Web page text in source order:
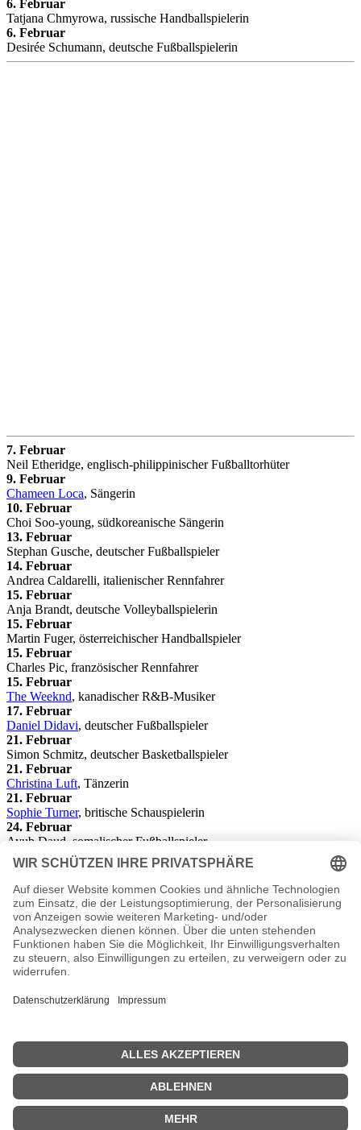
6. Februar
Tatjana Chmyrowa, russische Handballspielerin
6. Februar
Desirée Schumann, deutsche Fußballspielerin
7. Februar
Neil Etheridge, englisch-philippinischer Fußballtorhüter
9. Februar
Chameen Loca, Sängerin
10. Februar
Choi Soo-young, südkoreanische Sängerin
13. Februar
Stephan Gusche, deutscher Fußballspieler
14. Februar
Andrea Caldarelli, italienischer Rennfahrer
15. Februar
Anja Brandt, deutsche Volleyballspielerin
15. Februar
Martin Fuger, österreichischer Handballspieler
15. Februar
Charles Pic, französischer Rennfahrer
15. Februar
The Weeknd, kanadischer R&B-Musiker
17. Februar
Daniel Didavi, deutscher Fußballspieler
21. Februar
Simon Schmitz, deutscher Basketballspieler
21. Februar
Christina Luft, Tänzerin
21. Februar
Sophie Turner, britische Schauspielerin
24. Februar
Ayub Daud, somalischer Fußballspieler
24. Februar
Yao Lei, singapurische Badmintonspielerin
24. Februar
Randy Krummenacher, Schweizer Motorrad-Rennfahrer
28. Februar
Philipp Eng, österreichische Rennfahrer
28. Februar
Sebastian Rudy, Profifußballer (SG Hoffenheim)
Das ideale Geschenk. Eine Zeitung von 1990. Was war los in
Geburtstag oder Hochzeitszeitung zur goldenen Hochzeit.
Zeitschriften von 1990.
Originalzeitung Februar 1990
Geburtstage Januar 1990|Geburtstage März 1990